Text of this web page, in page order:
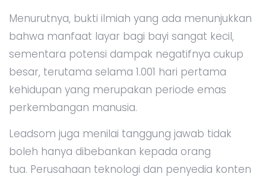
Menurutnya, bukti ilmiah yang ada menunjukkan
bahwa manfaat layar bagi bayi sangat kecil,
sementara potensi dampak negatifnya cukup
besar, terutama selama 1.001 hari pertama
kehidupan yang merupakan periode emas
perkembangan manusia.
Leadsom juga menilai tanggung jawab tidak
boleh hanya dibebankan kepada orang
tua. Perusahaan teknologi dan penyedia konten